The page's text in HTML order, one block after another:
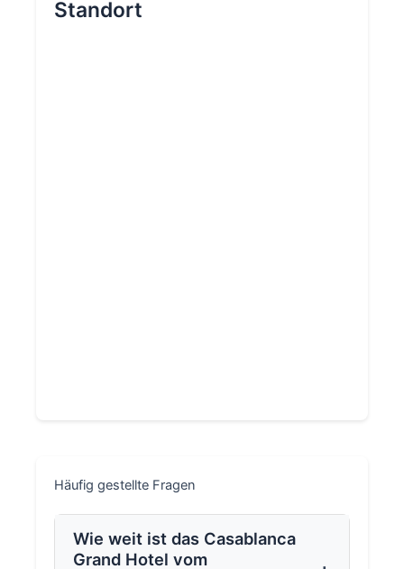
Standort
Häufig gestellte Fragen
Wie weit ist das Casablanca
Grand Hotel vom